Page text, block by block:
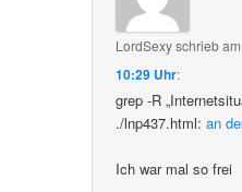
LordSexyschrieb
10:29 Uhr:
grep -R
./lnp437.html:an
Ich war mal so frei